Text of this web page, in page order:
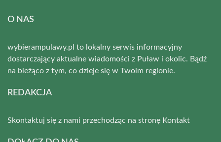
O NAS
wybierampulawy.pl to lokalny serwis informacyjny
dostarczający aktualne wiadomości z Puław i okolic. Bądź
na bieżąco z tym, co dzieje się w Twoim regionie.
REDAKCJA
Skontaktuj się z nami przechodząc na stronę Kontakt